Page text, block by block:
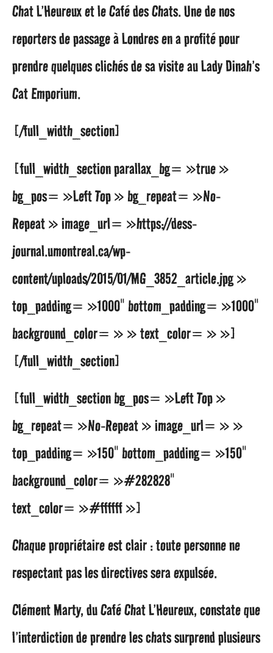
Chat L’Heureux et le Café des Chats. Une de nos
reporters de passage à Londres en a profité pour
prendre quelques clichés de sa visite au Lady Dinah’s
Cat Emporium.
[/full_width_section]
[full_width_section parallax_bg= »true »
bg_pos= »Left Top » bg_repeat= »No-
Repeat » image_url= »https://dess-
journal.umontreal.ca/wp-
content/uploads/2015/01/MG_3852_article.jpg »
top_padding= »1000″ bottom_padding= »1000″
background_color= » » text_color= » »]
[/full_width_section]
[full_width_section bg_pos= »Left Top »
bg_repeat= »No-Repeat » image_url= » »
top_padding= »150″ bottom_padding= »150″
background_color= »#282828″
text_color= »#ffffff »]
Chaque propriétaire est clair : toute personne ne
respectant pas les directives sera expulsée.
Clément Marty, du Café Chat L’Heureux, constate que
l’interdiction de prendre les chats surprend plusieurs